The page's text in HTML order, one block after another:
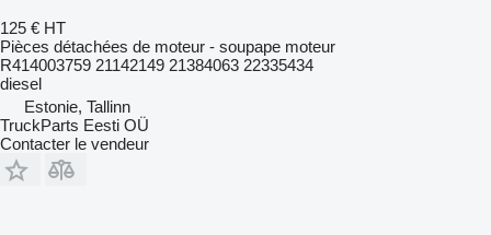
125 € HT
Pièces détachées de moteur - soupape moteur
R414003759 21142149 21384063 22335434
diesel
Estonie, Tallinn
TruckParts Eesti OÜ
Contacter le vendeur